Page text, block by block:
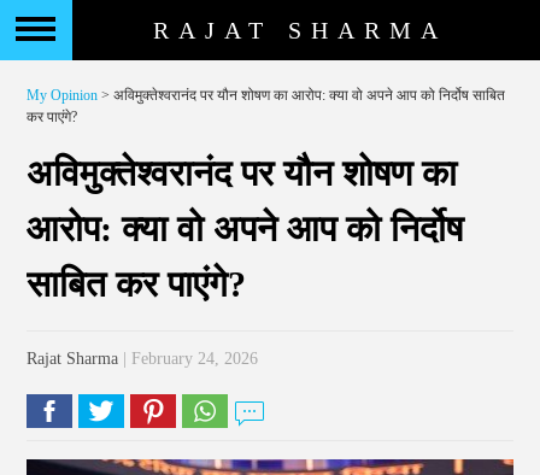
RAJAT SHARMA
My Opinion > अविमुक्तेश्वरानंद पर यौन शोषण का आरोप: क्या वो अपने आप को निर्दोष साबित
कर पाएंगे?
अविमुक्तेश्वरानंद पर यौन शोषण का
आरोप: क्या वो अपने आप को निर्दोष
साबित कर पाएंगे?
Rajat Sharma | February 24, 2026